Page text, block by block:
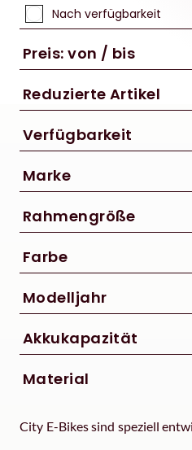
Nach verfügbarkeit
Preis: von / bis
Reduzierte Artikel
Nur Reduzierte Artikel
Verfügbarkeit
Marke
Winora
Rahmengröße
Farbe
Modelljahr
2022
2025
Akkukapazität
250 Wh
Material
City E-Bikes sind speziell